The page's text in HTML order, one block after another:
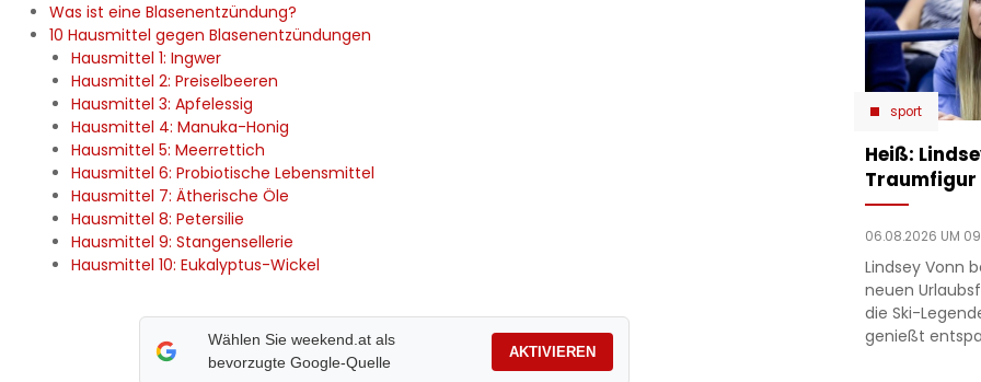
Was ist eine Blasenentzündung?
10 Hausmittel gegen Blasenentzündungen
Hausmittel 1: Ingwer
Hausmittel 2: Preiselbeeren
Hausmittel 3: Apfelessig
Hausmittel 4: Manuka-Honig
Hausmittel 5: Meerrettich
Hausmittel 6: Probiotische Lebensmittel
Hausmittel 7: Ätherische Öle
Hausmittel 8: Petersilie
Hausmittel 9: Stangensellerie
Hausmittel 10: Eukalyptus-Wickel
Wählen Sie weekend.at als
bevorzugte Google-Quelle
AKTIVIEREN
sport
Heiß:
Traumfigur
06.08.2026 UM
Lindsey Vonn
neuen
die Ski-
genießt